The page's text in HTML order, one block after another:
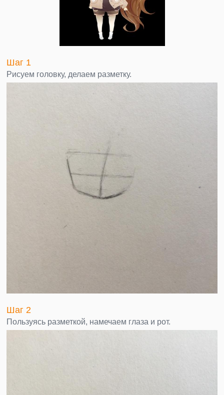
Шаг 1
Рисуем головку, делаем разметку.
Шаг 2
Пользуясь разметкой, намечаем глаза и рот.